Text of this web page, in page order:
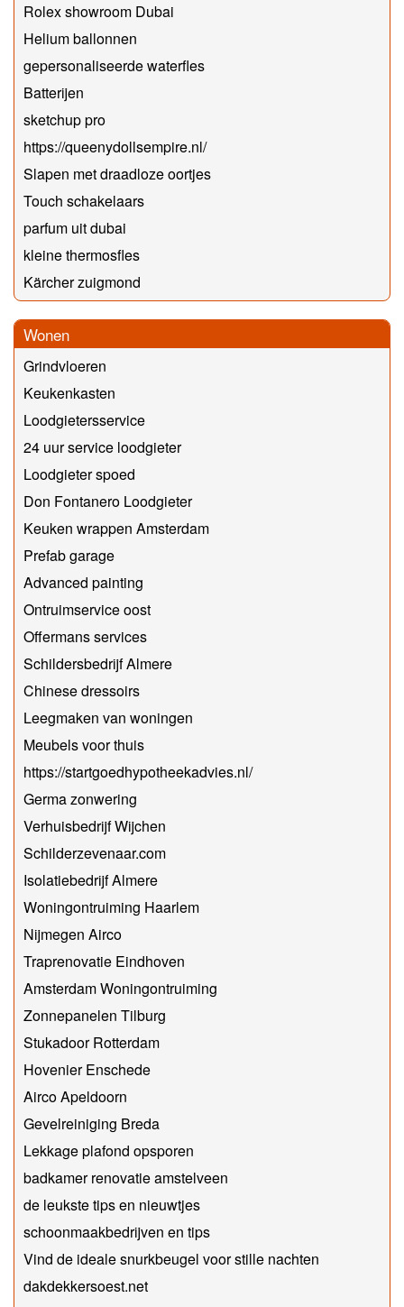
Rolex showroom Dubai
Helium ballonnen
gepersonaliseerde waterfles
Batterijen
sketchup pro
https://queenydollsempire.nl/
Slapen met draadloze oortjes
Touch schakelaars
parfum uit dubai
kleine thermosfles
Kärcher zuigmond
Wonen
Grindvloeren
Keukenkasten
Loodgietersservice
24 uur service loodgieter
Loodgieter spoed
Don Fontanero Loodgieter
Keuken wrappen Amsterdam
Prefab garage
Advanced painting
Ontruimservice oost
Offermans services
Schildersbedrijf Almere
Chinese dressoirs
Leegmaken van woningen
Meubels voor thuis
https://startgoedhypotheekadvies.nl/
Germa zonwering
Verhuisbedrijf Wijchen
Schilderzevenaar.com
Isolatiebedrijf Almere
Woningontruiming Haarlem
Nijmegen Airco
Traprenovatie Eindhoven
Amsterdam Woningontruiming
Zonnepanelen Tilburg
Stukadoor Rotterdam
Hovenier Enschede
Airco Apeldoorn
Gevelreiniging Breda
Lekkage plafond opsporen
badkamer renovatie amstelveen
de leukste tips en nieuwtjes
schoonmaakbedrijven en tips
Vind de ideale snurkbeugel voor stille nachten
dakdekkersoest.net